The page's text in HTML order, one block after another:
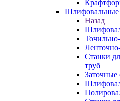
Шлифовальные
Назад
Станки
труб
Заточные